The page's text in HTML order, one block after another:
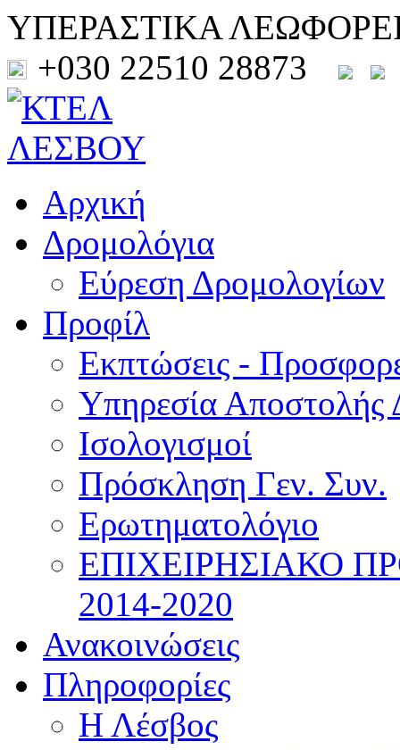
ΥΠΕΡΑΣΤΙΚΑ
+030 22510 28873
Αρχική
Δρομολόγια
Εύρεση Δρομολογίων
Προφίλ
Εκπτώσεις -
Υπηρεσία Αποστολής
Ισολογισμοί
Πρόσκληση Γεν. Συν.
Ερωτηματολόγιο
ΕΠΙΧΕΙΡΗΣΙΑΚΟ
2014-2020
Ανακοινώσεις
Πληροφορίες
Η Λέσβος